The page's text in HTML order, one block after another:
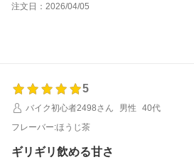
注文日：2026/04/05
5
バイク初心者2498さん
男性
40代
フレーバー:ほうじ茶
ギリギリ飲める甘さ